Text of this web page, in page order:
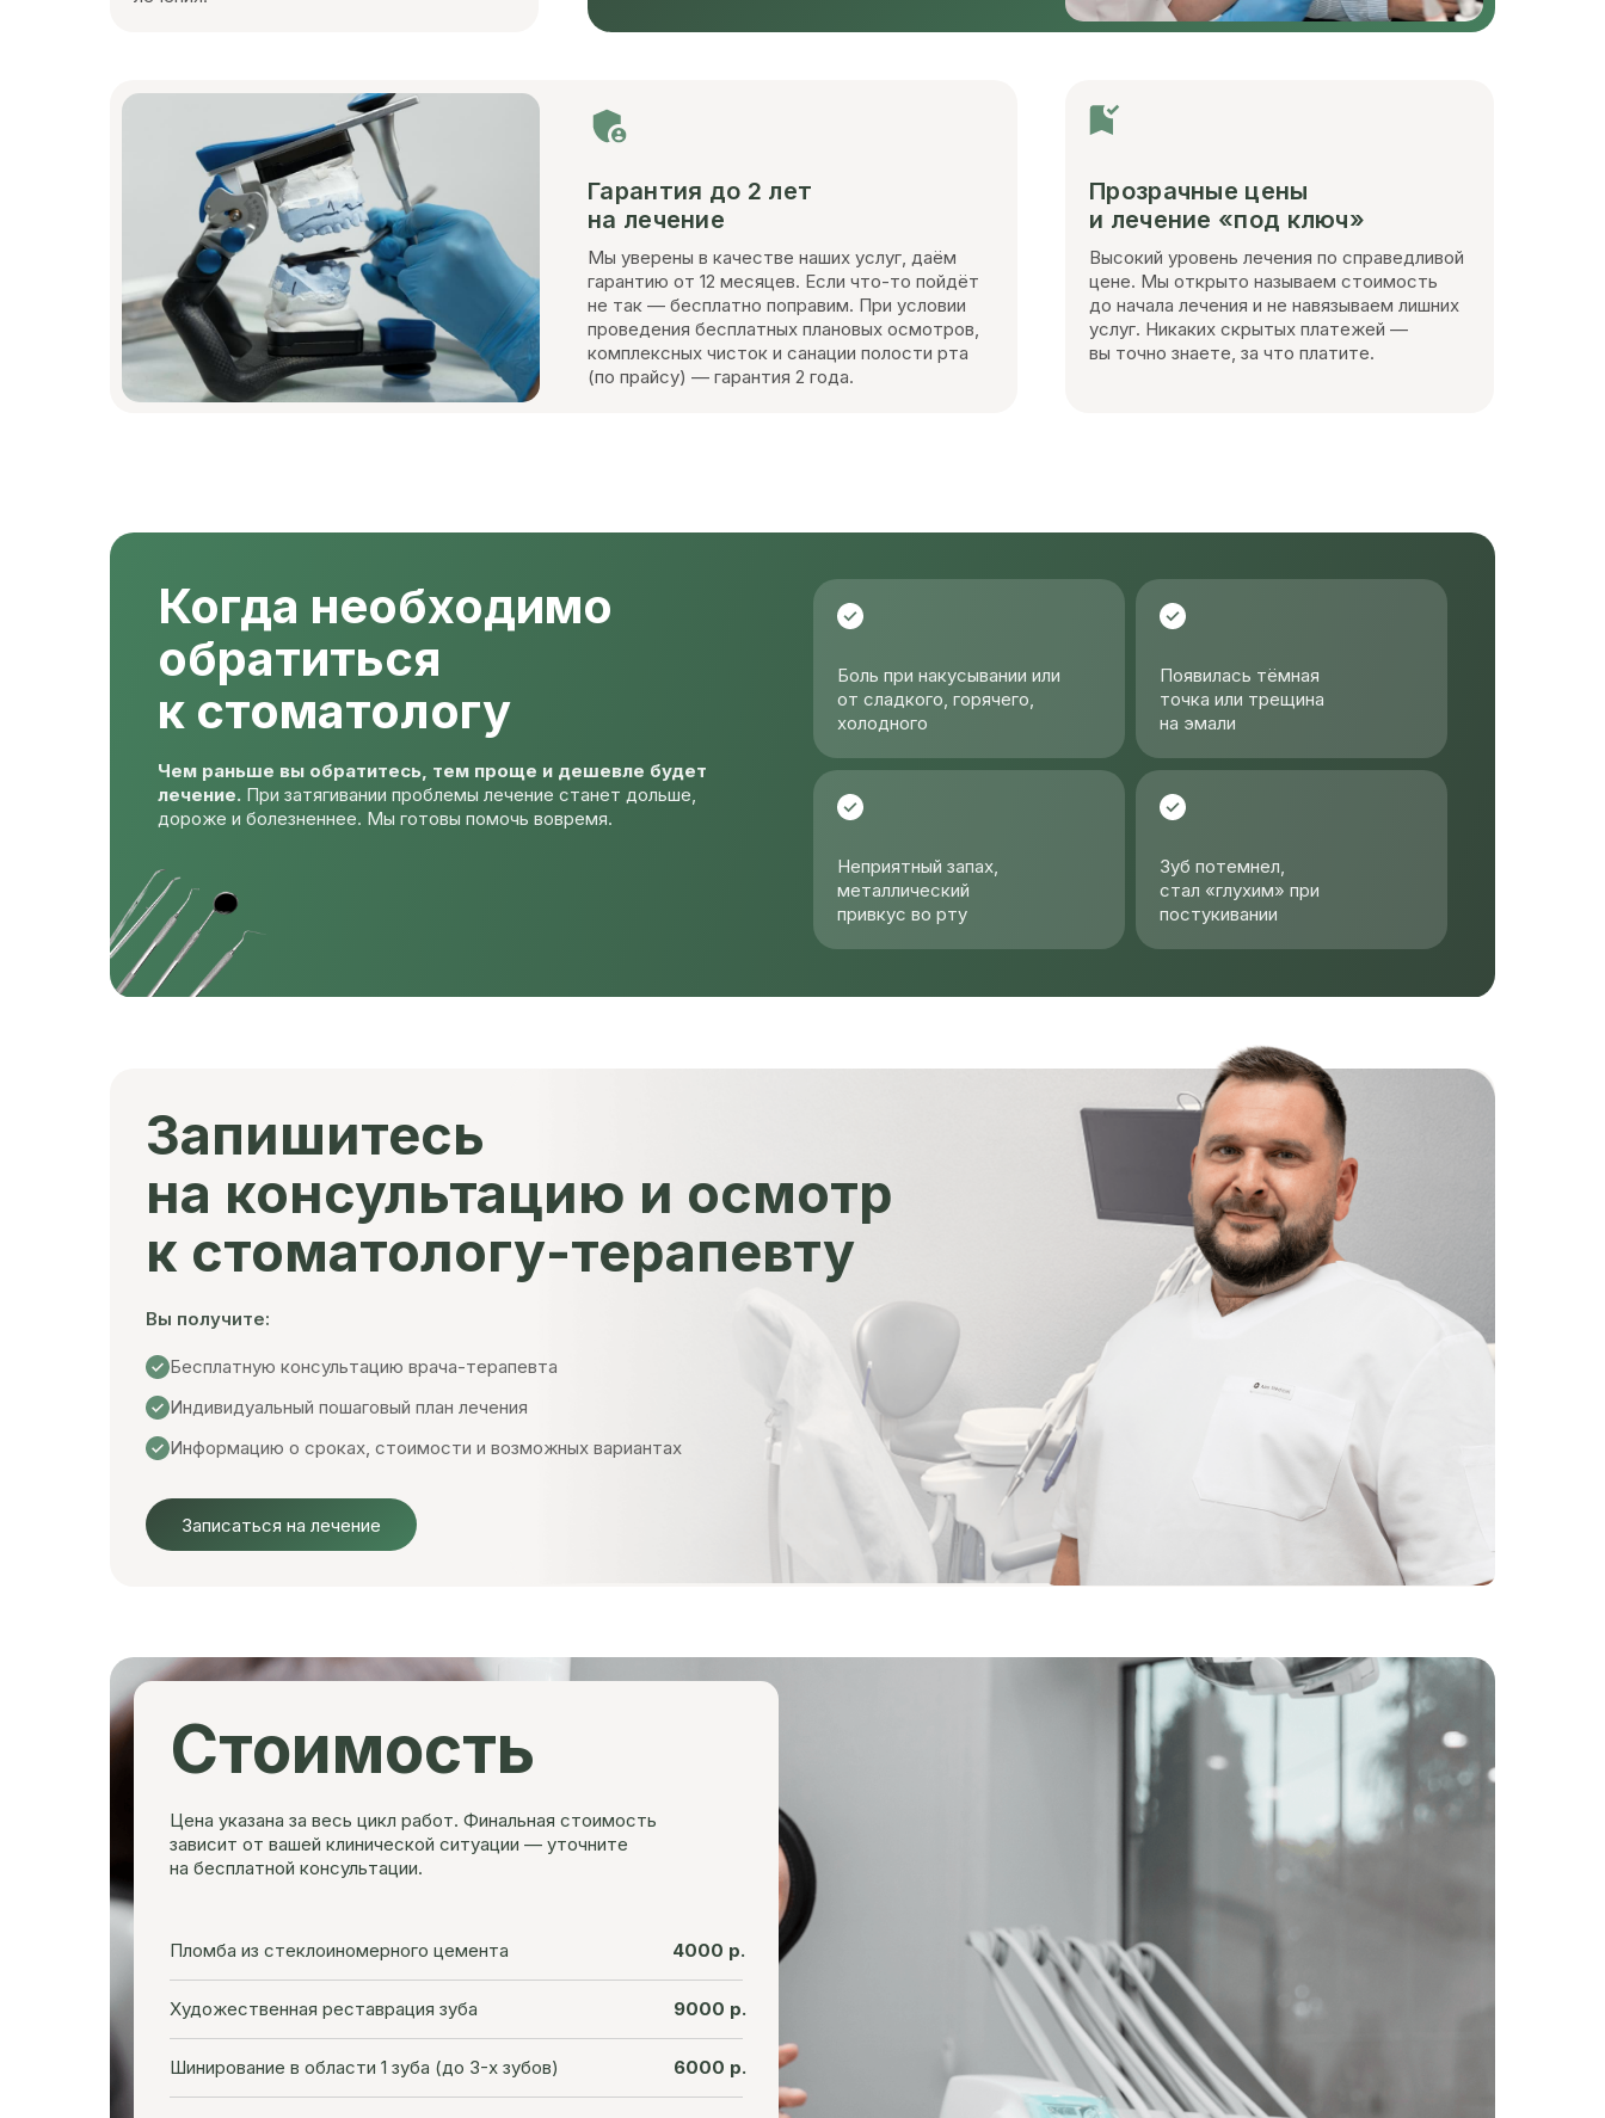
Прозрачные цены
и лечение «под ключ»
Высокий уровень лечения по справедливой
цене. Мы открыто называем стоимость
до начала лечения и не навязываем лишних
услуг. Никаких скрытых платежей —
вы точно знаете, за что платите.
Гарантия до 2 лет
на лечение
Мы уверены в качестве наших услуг, даём
гарантию от 12 месяцев. Если что-то пойдёт
не так — бесплатно поправим. При условии
проведения бесплатных плановых осмотров,
комплексных чисток и санации полости рта
(по прайсу) — гарантия 2 года.
Когда необходимо
обратиться
к стоматологу
Чем раньше вы обратитесь, тем проще и дешевле будет
лечение. При затягивании проблемы лечение станет дольше,
дороже и болезненнее. Мы готовы помочь вовремя.
Появилась тёмная
точка или трещина
на эмали
Боль при накусывании или
от сладкого, горячего,
холодного
Зуб потемнел,
стал «глухим» при
постукивании
Неприятный запах,
металлический
привкус во рту
Вы получите:
Записаться на лечение
Запишитесь
на консультацию и осмотр
к стоматологу-терапевту
Бесплатную консультацию врача-терапевта
Индивидуальный пошаговый план лечения
Информацию о сроках, стоимости и возможных вариантах
Стоимость
Цена указана за весь цикл работ. Финальная стоимость
зависит от вашей клинической ситуации — уточните
на бесплатной консультации.
Пломба из стеклоиномерного цемента 4000 р.
Художественная реставрация зуба 9000 р.
Шинирование в области 1 зуба (до 3-х зубов) 6000 р.